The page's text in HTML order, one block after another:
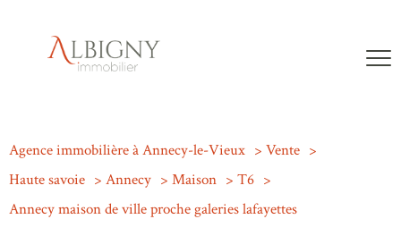
Agence immobilière à Annecy-le-Vieux
Vente
Haute savoie
Annecy Maison
T6
Annecy maison de ville proche galeries lafayettes